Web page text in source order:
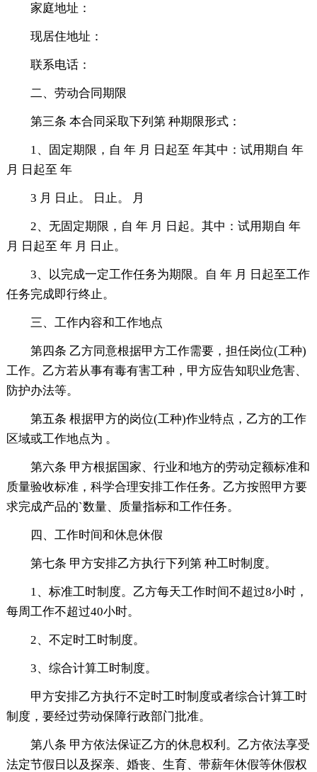
家庭地址：
现居住地址：
联系电话：
二、劳动合同期限
第三条 本合同采取下列第 种期限形式：
1、固定期限，自 年 月 日起至 年其中：试用期自 年
月 日起至 年
3 月 日止。 日止。 月
2、无固定期限，自 年 月 日起。其中：试用期自 年
月 日起至 年 月 日止。
3、以完成一定工作任务为期限。自 年 月 日起至工作
任务完成即行终止。
三、工作内容和工作地点
第四条 乙方同意根据甲方工作需要，担任岗位(工种)
工作。乙方若从事有毒有害工种，甲方应告知职业危害、
防护办法等。
第五条 根据甲方的岗位(工种)作业特点，乙方的工作
区域或工作地点为 。
第六条 甲方根据国家、行业和地方的劳动定额标准和
质量验收标准，科学合理安排工作任务。乙方按照甲方要
求完成产品的`数量、质量指标和工作任务。
四、工作时间和休息休假
第七条 甲方安排乙方执行下列第 种工时制度。
1、标准工时制度。乙方每天工作时间不超过8小时，
每周工作不超过40小时。
2、不定时工时制度。
3、综合计算工时制度。
甲方安排乙方执行不定时工时制度或者综合计算工时
制度，要经过劳动保障行政部门批准。
第八条 甲方依法保证乙方的休息权利。乙方依法享受
法定节假日以及探亲、婚丧、生育、带薪年休假等休假权